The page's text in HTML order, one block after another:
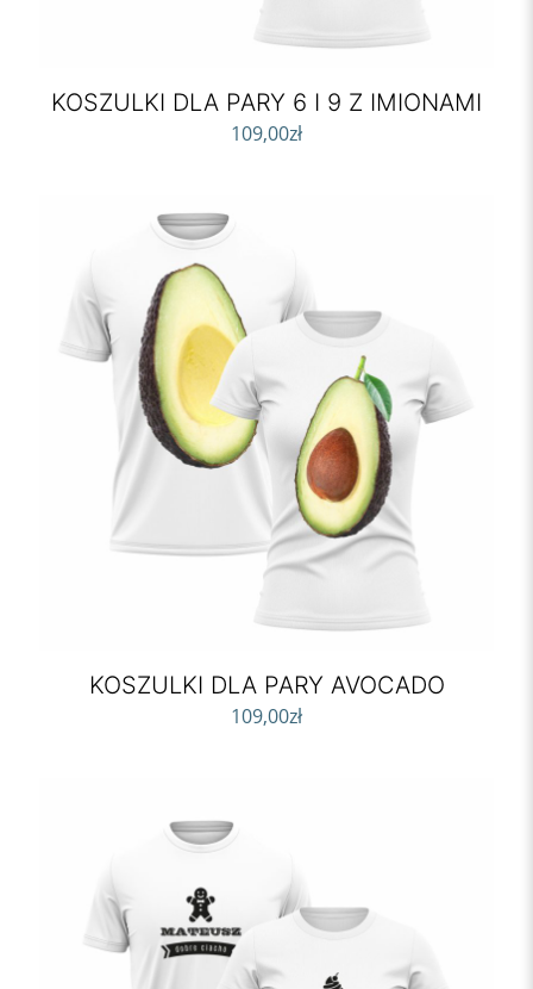
KOSZULKI DLA PARY 6 I 9 Z IMIONAMI
109,00zł
KOSZULKI DLA PARY AVOCADO
109,00zł